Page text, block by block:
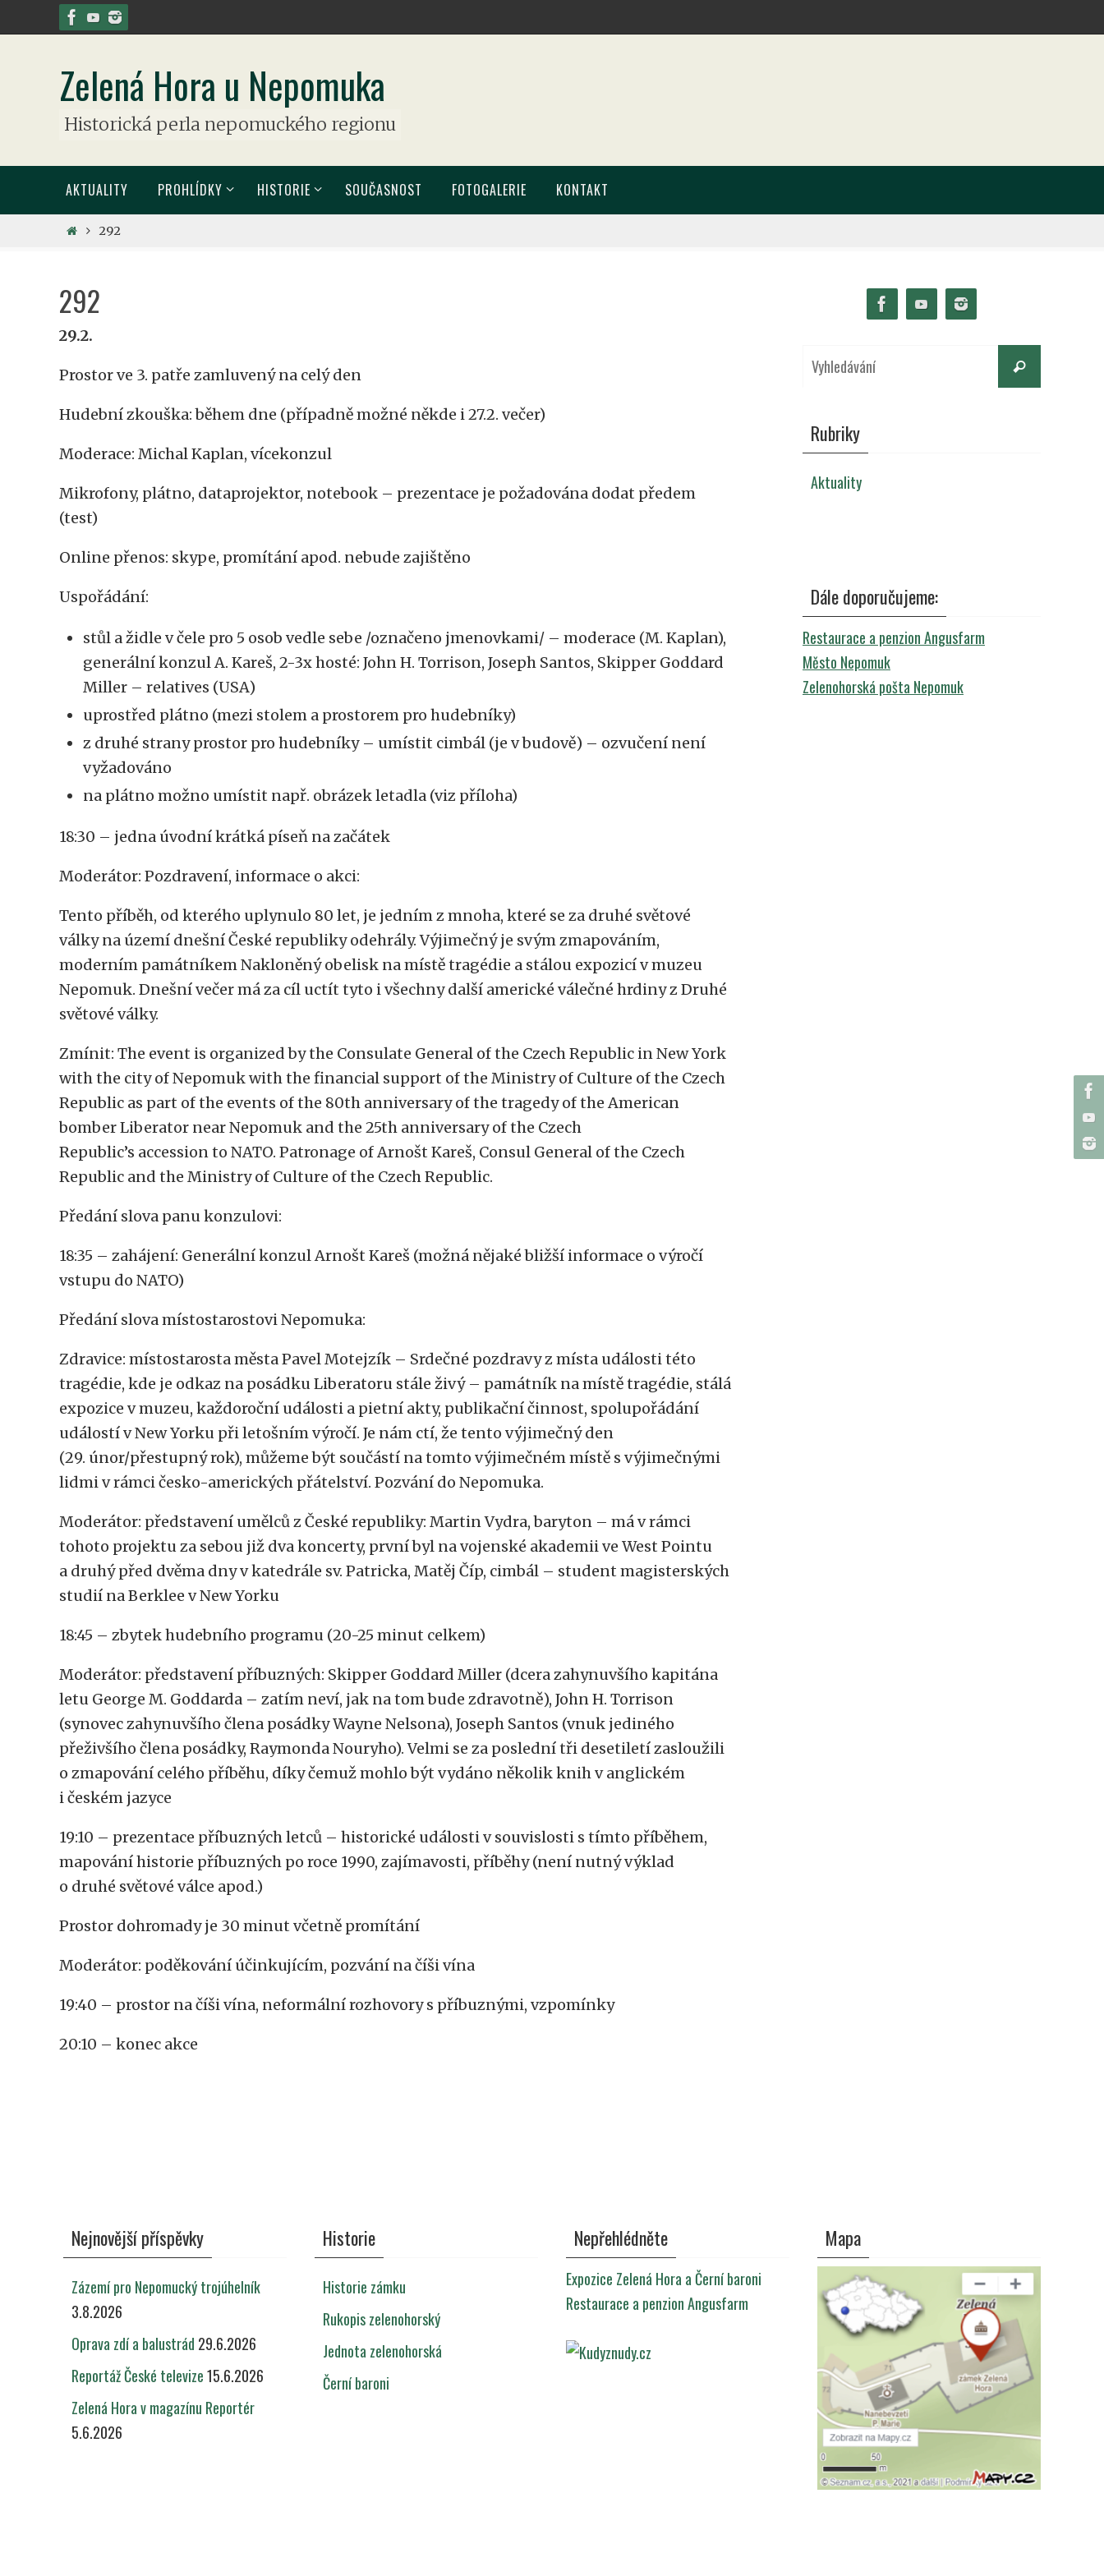
Přeskočit
na
Zelená Hora u Nepomuka
Historická perla nepomuckého regionu
obsah
AKTUALITY PROHLÍDKY HISTORIE SOUČASNOST FOTOGALERIE KONTAKT
Home
292
292
29.2.
Prostor ve 3. patře zamluvený na celý den
Hudební zkouška: během dne (případně možné někde i 27.2. večer)
Moderace: Michal Kaplan, vícekonzul
Mikrofony, plátno, dataprojektor, notebook – prezentace je požadována dodat předem
(test)
Online přenos: skype, promítání apod. nebude zajištěno
Uspořádání:
stůl a židle v čele pro 5 osob vedle sebe /označeno jmenovkami/ – moderace (M. Kaplan),
generální konzul A. Kareš, 2-3x hosté: John H. Torrison, Joseph Santos, Skipper Goddard
Miller – relatives (USA)
uprostřed plátno (mezi stolem a prostorem pro hudebníky)
z druhé strany prostor pro hudebníky – umístit cimbál (je v budově) – ozvučení není
vyžadováno
na plátno možno umístit např. obrázek letadla (viz příloha)
18:30 – jedna úvodní krátká píseň na začátek
Moderátor: Pozdravení, informace o akci:
Tento příběh, od kterého uplynulo 80 let, je jedním z mnoha, které se za druhé světové
války na území dnešní České republiky odehrály. Výjimečný je svým zmapováním,
moderním památníkem Nakloněný obelisk na místě tragédie a stálou expozicí v muzeu
Nepomuk. Dnešní večer má za cíl uctít tyto i všechny další americké válečné hrdiny z Druhé
světové války.
Zmínit: The event is organized by the Consulate General of the Czech Republic in New York
with the city of Nepomuk with the financial support of the Ministry of Culture of the Czech
Republic as part of the events of the 80th anniversary of the tragedy of the American
bomber Liberator near Nepomuk and the 25th anniversary of the Czech
Republic’s accession to NATO. Patronage of Arnošt Kareš, Consul General of the Czech
Republic and the Ministry of Culture of the Czech Republic.
Předání slova panu konzulovi:
18:35 – zahájení: Generální konzul Arnošt Kareš (možná nějaké bližší informace o výročí
vstupu do NATO)
Předání slova místostarostovi Nepomuka:
Zdravice: místostarosta města Pavel Motejzík – Srdečné pozdravy z místa události této
tragédie, kde je odkaz na posádku Liberatoru stále živý – památník na místě tragédie, stálá
expozice v muzeu, každoroční události a pietní akty, publikační činnost, spolupořádání
událostí v New Yorku při letošním výročí. Je nám ctí, že tento výjimečný den
(29. únor/přestupný rok), můžeme být součástí na tomto výjimečném místě s výjimečnými
lidmi v rámci česko-amerických přátelství. Pozvání do Nepomuka.
Moderátor: představení umělců z České republiky: Martin Vydra, baryton – má v rámci
tohoto projektu za sebou již dva koncerty, první byl na vojenské akademii ve West Pointu
a druhý před dvěma dny v katedrále sv. Patricka, Matěj Číp, cimbál – student magisterských
studií na Berklee v New Yorku
18:45 – zbytek hudebního programu (20-25 minut celkem)
Moderátor: představení příbuzných: Skipper Goddard Miller (dcera zahynuvšího kapitána
letu George M. Goddarda – zatím neví, jak na tom bude zdravotně), John H. Torrison
(synovec zahynuvšího člena posádky Wayne Nelsona), Joseph Santos (vnuk jediného
přeživšího člena posádky, Raymonda Nouryho). Velmi se za poslední tři desetiletí zasloužili
o zmapování celého příběhu, díky čemuž mohlo být vydáno několik knih v anglickém
i českém jazyce
19:10 – prezentace příbuzných letců – historické události v souvislosti s tímto příběhem,
mapování historie příbuzných po roce 1990, zajímavosti, příběhy (není nutný výklad
o druhé světové válce apod.)
Prostor dohromady je 30 minut včetně promítání
Moderátor: poděkování účinkujícím, pozvání na číši vína
19:40 – prostor na číši vína, neformální rozhovory s příbuznými, vzpomínky
20:10 – konec akce
Vyhledávání
Rubriky
Aktuality
Dále doporučujeme:
Restaurace a penzion Angusfarm
Město Nepomuk
Zelenohorská pošta Nepomuk
Nejnovější příspěvky
Zázemí pro Nepomucký trojúhelník
3.8.2026
Oprava zdí a balustrád 29.6.2026
Reportáž České televize15.6.2026
Zelená Hora v magazínu Reportér
5.6.2026
Historie
Historie zámku
Rukopis zelenohorský
Jednota zelenohorská
Černí baroni
Nepřehlédněte
Expozice Zelená Hora a Černí baroni
Restaurace a penzion Angusfarm
Mapa